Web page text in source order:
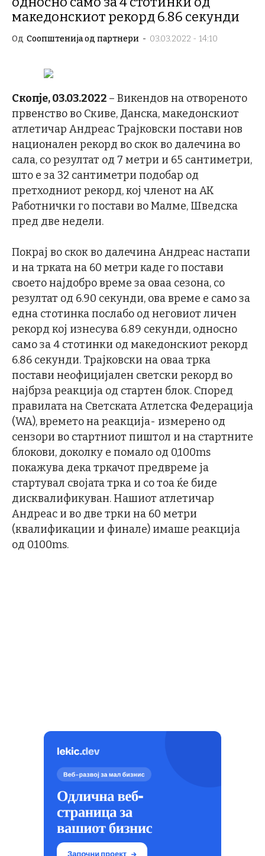
македонскиот рекорд 6.86 секунди
Од Соопштенија од партнери - 03.03.2022 - 14:10
Скопје, 03.03.2022 – Викендов на отвореното
првенство во Скиве, Данска, македонскиот
атлетичар Андреас Трајковски постави нов
национален рекорд во скок во далечина во
сала, со резултат од 7 метри и 65 сантиметри,
што е за 32 сантиметри подобар од
претходниот рекорд, кој членот на АК
Работнички го постави во Малме, Шведска
пред две недели.
Покрај во скок во далечина Андреас настапи
и на трката на 60 метри каде го постави
своето најдобро време за оваа сезона, со
резултат од 6.90 секунди, ова време е само за
една стотинка послабо од неговиот личен
рекорд кој изнесува 6.89 секунди, односно
само за 4 стотинки од македонскиот рекорд
6.86 секунди. Трајковски на оваа трка
постави неофицијален светски рекорд во
најбрза реакција од стартен блок. Според
правилата на Светската Атлетска Федерација
(WA), времето на реакција- измерено од
сензори во стартниот пиштол и на стартните
блокови, доколку е помало од 0,100ms
покажува дека тркачот предвреме ја
стартувал својата трка и со тоа ќе биде
дисквалификуван. Нашиот атлетичар
Андреас и во две трки на 60 метри
(квалификации и финале) имаше реакција
од 0.100ms.